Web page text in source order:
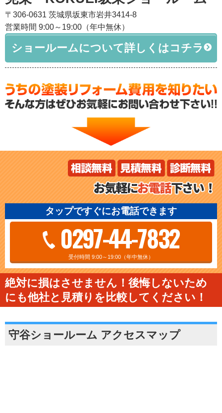
〒306-0631 茨城県坂東市岩井3414-8
営業時間 9:00～19:00（年中無休）
ショールームについて詳しくはコチラ
タップですぐにお電話できます
0297-44-7832
受付時間 9:00～19:00（年中無休）
絶対に損はさせません！後悔しないため
にも他社と見積りを比較してください！
守谷ショールーム アクセスマップ